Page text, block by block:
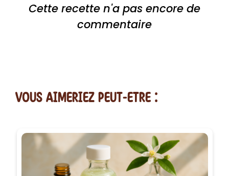
Cette recette n'a pas encore de
commentaire
vous AIMERiEZ PEUT-ETRE :